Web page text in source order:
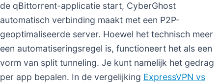
de qBittorrent-applicatie start, CyberGhost
automatisch verbinding maakt met een P2P-
geoptimaliseerde server. Hoewel het technisch meer
een automatiseringsregel is, functioneert het als een
vorm van split tunneling. Je kunt namelijk het gedrag
per app bepalen. In de vergelijking ExpressVPN vs